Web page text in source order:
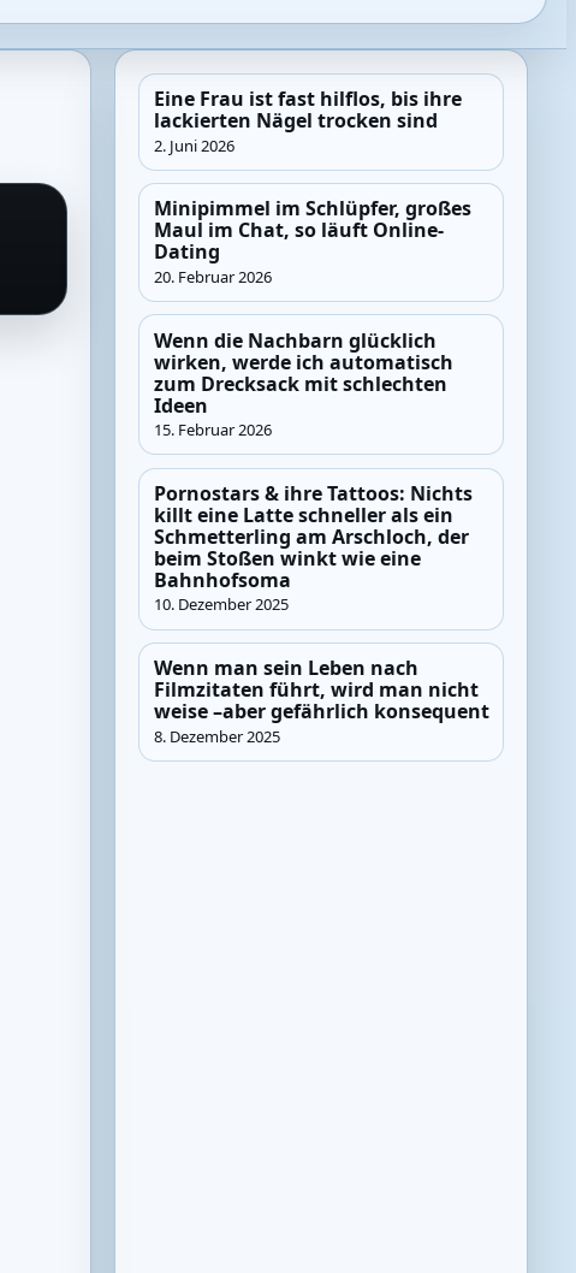
Eine Frau ist fast hilflos, bis ihre
lackierten Nägel trocken sind
2. Juni 2026
Minipimmel im Schlüpfer, großes
Maul im Chat, so läuft Online-
Dating
20. Februar 2026
Wenn die Nachbarn glücklich
wirken, werde ich automatisch
zum Drecksack mit schlechten
Ideen
15. Februar 2026
Pornostars & ihre Tattoos: Nichts
killt eine Latte schneller als ein
Schmetterling am Arschloch, der
beim Stoßen winkt wie eine
Bahnhofsoma
10. Dezember 2025
Wenn man sein Leben nach
Filmzitaten führt, wird man nicht
weise –aber gefährlich konsequent
8. Dezember 2025